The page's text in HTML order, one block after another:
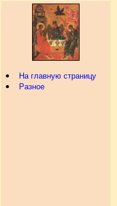
На главную страницу
Разное